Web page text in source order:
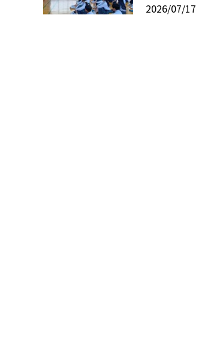
2026/07/17